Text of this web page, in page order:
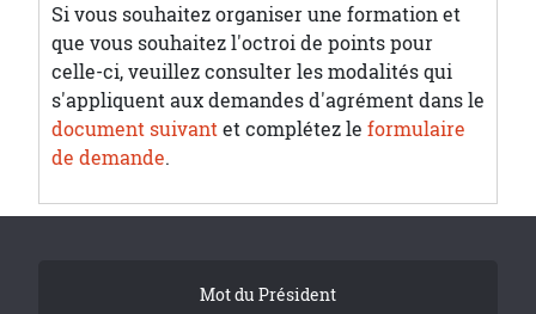
Si vous souhaitez organiser une formation et
que vous souhaitez l'octroi de points pour
celle-ci, veuillez consulter les modalités qui
s'appliquent aux demandes d'agrément dans le
document suivantet complétez le formulaire
de demande.
Tribune FooterMot du Président